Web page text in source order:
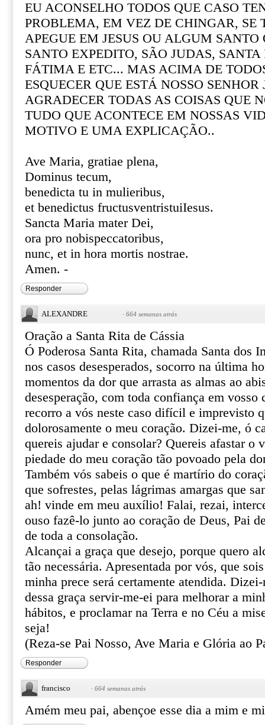
EU ACONSELHO TODOS QUE CASO
PROBLEMA, EM VEZ DE CHINGAR, SE
APEGUE EM JESUS OU ALGUM SANTO
SANTO EXPEDITO, SÃO JUDAS, SANTA
FÁTIMA E ETC... MAS ACIMA DE
ESQUECER QUE ESTÁ NOSSO SENHOR
AGRADECER TODAS AS COISAS QUE
TUDO QUE ACONTECE EM NOSSAS
MOTIVO E UMA EXPLICAÇÃO..
Ave Maria, gratiae plena,
Dominus tecum,
benedicta tu in mulieribus,
et benedictus fructusventristuiIesus.
Sancta Maria mater Dei,
ora pro nobispeccatoribus,
nunc, et in hora mortis nostrae.
Amen. -
Responder
ALEXANDRE · 664 semanas atrás
Oração a Santa Rita de Cássia
Ó Poderosa Santa Rita, chamada Santa dos
nos casos desesperados, socorro na última
momentos da dor que arrasta as almas ao
desesperação, com toda confiança em vosso
recorro a vós neste caso difícil e imprevisto
dolorosamente o meu coração. Dizei-me, ó
quereis ajudar e consolar? Quereis afastar o
piedade do meu coração tão povoado pela
Também vós sabeis o que é martírio do
que sofrestes, pelas lágrimas amargas que
ah! vinde em meu auxílio! Falai, rezai,
ouso fazê-lo junto ao coração de Deus, Pai
de toda a consolação.
Alcançai a graça que desejo, porque quero
tão necessária. Apresentada por vós, que
minha prece será certamente atendida.
dessa graça servir-me-ei para melhorar a
hábitos, e proclamar na Terra e no Céu a
seja!
(Reza-se Pai Nosso, Ave Maria e Glória ao
Responder
francisco · 664 semanas atrás
Amém meu pai, abençoe esse dia a mim e